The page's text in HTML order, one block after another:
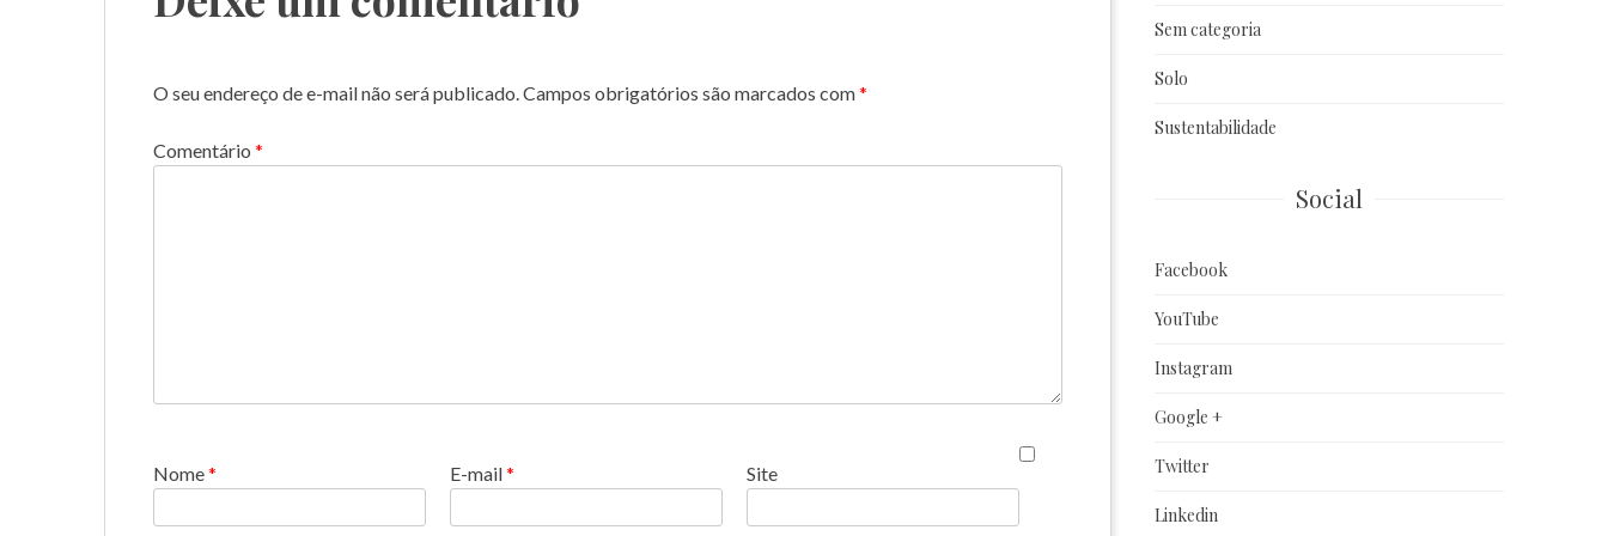
O seu endereço de e-mail não será publicado.Campos obrigatórios são marcados com*
Comentário *
Nome* E-mail* Site
Sem categoria
Solo
Sustentabilidade
Social
Facebook
YouTube
Instagram
Google +
Twitter
Linkedin